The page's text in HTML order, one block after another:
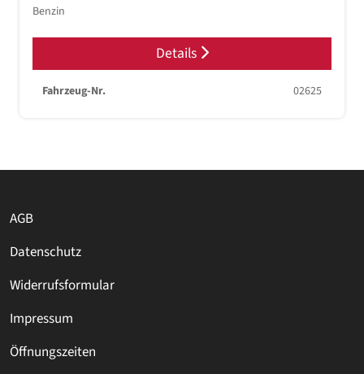
Benzin
Details
Fahrzeug-Nr. 02625
AGB
Datenschutz
Widerrufsformular
Impressum
Öffnungszeiten